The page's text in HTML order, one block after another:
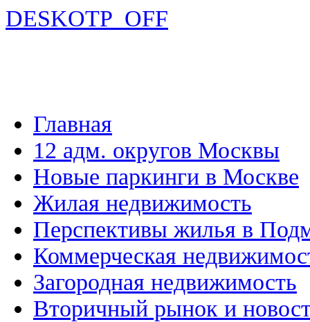
DESKOTP_OFF
Главная
12 адм. округов Москвы
Новые паркинги в Москве
Жилая недвижимость
Перспективы жилья в
Коммерческая
Загородная недвижимость
Вторичный рынок и